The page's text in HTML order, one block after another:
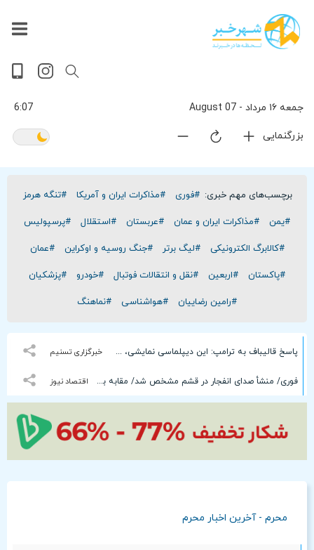
جمعه ۱۶ مرداد - 07 August 6:07
بزرگنمایی
پربیننده‌ترین
اخبار
آخرین
اخبار
پخش
داغ
ترین
سیاسی
ورزشی
اقتصادی
حوادث
گوناگون
تصویری
سلامت
جهان
فرهنگی
ویدیویی
بازار
برچسب‌های مهم خبری: #فوری #مذاکرات ایران و آمریکا #تنگه هرمز
#یمن #مذاکرات ایران و عمان #عربستان #استقلال #پرسپولیس
#کالابرگ الکترونیکی #لیگ برتر #جنگ روسیه و اوکراین #عمان
#پاکستان #اربعین #نقل و انتقالات فوتبال #خودرو #پزشکیان
#رامین رضاییان #هواشناسی #نماهنگ
خبرگزاری تسنیم پاسخ قالیباف به ترامپ: این دیپلماسی نمایشی، شکست خورده است
اقتصاد نیوز فوری/ منشأ صدای انفجار در قشم مشخص شد/ مقابه با اهداف دشمن در ورودی تنگه هرمز
محرم - آخرین اخبار محرم